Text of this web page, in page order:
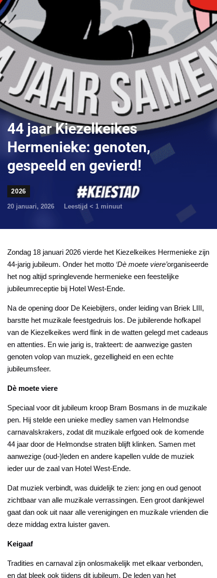
44 jaar Kiezelkeikes
Hermenieke: genoten,
gespeeld en gevierd!
2026
20 januari, 2026 Leestijd < 1 minuut
Zondag 18 januari 2026 vierde het Kiezelkeikes Hermenieke zijn
44-jarig jubileum. Onder het motto ‘Dè moete viere’organiseerde
het nog altijd springlevende hermenieke een feestelijke
jubileumreceptie bij Hotel West-Ende.
Na de opening door De Keiebijters, onder leiding van Briek LIII,
barstte het muzikale feestgedruis los. De jubilerende hofkapel
van de Kiezelkeikes werd flink in de watten gelegd met cadeaus
en attenties. En wie jarig is, trakteert: de aanwezige gasten
genoten volop van muziek, gezelligheid en een echte
jubileumsfeer.
Dè moete viere
Speciaal voor dit jubileum kroop Bram Bosmans in de muzikale
pen. Hij stelde een unieke medley samen van Helmondse
carnavalskrakers, zodat dit muzikale erfgoed ook de komende
44 jaar door de Helmondse straten blijft klinken. Samen met
aanwezige (oud-)leden en andere kapellen vulde de muziek
ieder uur de zaal van Hotel West-Ende.
Dat muziek verbindt, was duidelijk te zien: jong en oud genoot
zichtbaar van alle muzikale verrassingen. Een groot dankjewel
gaat dan ook uit naar alle verenigingen en muzikale vrienden die
deze middag extra luister gaven.
Keigaaf
Tradities en carnaval zijn onlosmakelijk met elkaar verbonden,
en dat bleek ook tijdens dit jubileum. De leden van het